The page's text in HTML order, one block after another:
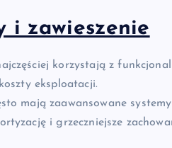
i zawieszenie
korzystają z
eksploatacji.
mają zaawansowane
i grzeczniejsze